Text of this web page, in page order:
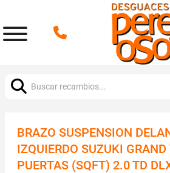
BRAZO SUSPENSION
IZQUIERDO SUZUKI
PUERTAS (SQFT) 2.0 TD